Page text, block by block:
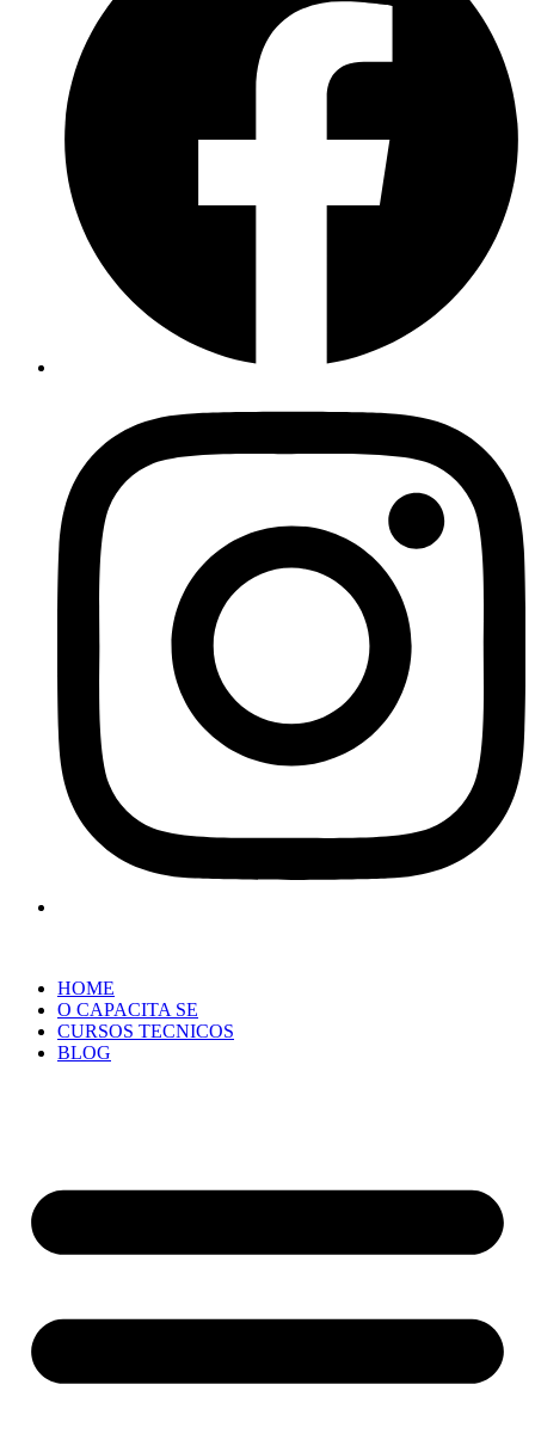
HOME
O CAPACITA SE
CURSOS TECNICOS
BLOG